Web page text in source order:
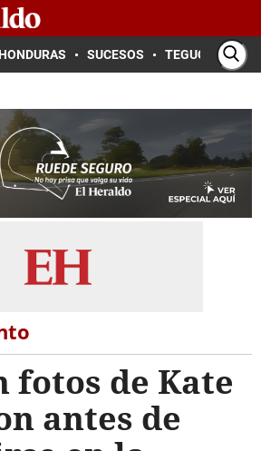
HONDURAS SUCESOS TEGUCIGALPA
fotos de Kate
antes de